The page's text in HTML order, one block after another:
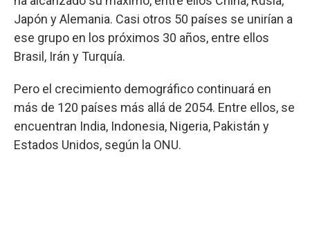
Japón y Alemania. Casi otros 50 países se unirían a
ese grupo en los próximos 30 años, entre ellos
Brasil, Irán y Turquía.
Pero el crecimiento demográfico continuará en
más de 120 países más allá de 2054. Entre ellos, se
encuentran India, Indonesia, Nigeria, Pakistán y
Estados Unidos, según la ONU.